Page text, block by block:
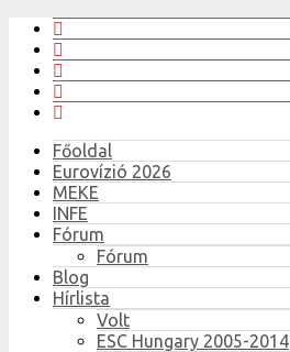
Főoldal
Eurovízió 2026
MEKE
INFE
Fórum
Fórum
Blog
Hírlista
Volt
ESC Hungary 2005-2014